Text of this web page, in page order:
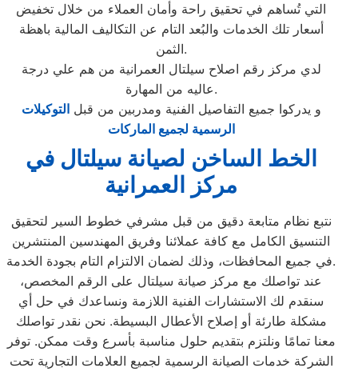
التي تُساهم في تحقيق راحة وأمان العملاء من خلال تخفيض
أسعار تلك الخدمات والبُعد التام عن التكاليف المالية باهظة
الثمن.
لدي مركز رقم اصلاح سيلتال العمرانية من هم علي درجة
عاليه من المهارة.
و يدركوا جميع التفاصيل الفنية ومدربين من قبلالتوكيلات
الرسمية لجميع الماركات
الخط الساخن لصيانة سيلتال في
مركز العمرانية
نتبع نظام متابعة دقيق من قبل مشرفي خطوط السير لتحقيق
التنسيق الكامل مع كافة عملائنا وفريق المهندسين المنتشرين
في جميع المحافظات، وذلك لضمان الالتزام التام بجودة الخدمة.
عند تواصلك مع مركز صيانة سيلتال على الرقم المخصص،
سنقدم لك الاستشارات الفنية اللازمة ونساعدك في حل أي
مشكلة طارئة أو إصلاح الأعطال البسيطة. نحن نقدر تواصلك
معنا تمامًا ونلتزم بتقديم حلول مناسبة بأسرع وقت ممكن. توفر
الشركة خدمات الصيانة الرسمية لجميع العلامات التجارية تحت